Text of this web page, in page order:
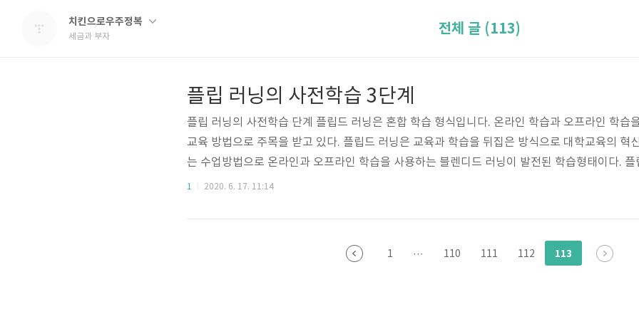
치킨으로우주정복
세금과 부자 전체 글 (113)
플립 러닝의 사전학습 3단계
플립 러닝의 사전학습 단계 플립드 러닝은 혼합 학습 형식입니다. 온라인 학습과 오프라인 학습
교육 방법으로 주목을 받고 있다. 플립드 러닝은 교육과 학습을 뒤집은 방식으로 대학교육의 혁
는 수업방법으로 온라인과 오프라인 학습을 사용하는 블렌디드 러닝이 발전된 학습형태이다.
수업의 교육 및 학습 환경을 뒤집는 접근 방식이다. 플립드 러닝은 공과대학 교수인 Baker에 의
1 2020. 6. 17. 11:14
1 ··· 110 111 112 113